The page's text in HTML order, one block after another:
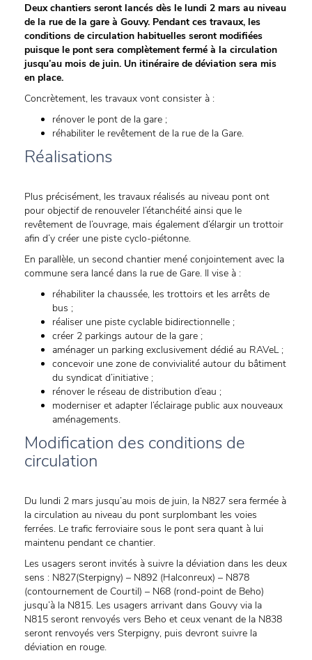
Deux chantiers seront lancés dès le lundi 2 mars au niveau
de la rue de la gare à Gouvy. Pendant ces travaux, les
conditions de circulation habituelles seront modifiées
puisque le pont sera complètement fermé à la circulation
jusqu’au mois de juin. Un itinéraire de déviation sera mis
en place.
Concrètement, les travaux vont consister à :
rénover le pont de la gare ;
réhabiliter le revêtement de la rue de la Gare.
Réalisations
Plus précisément, les travaux réalisés au niveau pont ont
pour objectif de renouveler l’étanchéité ainsi que le
revêtement de l’ouvrage, mais également d’élargir un trottoir
afin d’y créer une piste cyclo-piétonne.
En parallèle, un second chantier mené conjointement avec la
commune sera lancé dans la rue de Gare. Il vise à :
réhabiliter la chaussée, les trottoirs et les arrêts de
bus ;
réaliser une piste cyclable bidirectionnelle ;
créer 2 parkings autour de la gare ;
aménager un parking exclusivement dédié au RAVeL ;
concevoir une zone de convivialité autour du bâtiment
du syndicat d’initiative ;
rénover le réseau de distribution d’eau ;
moderniser et adapter l’éclairage public aux nouveaux
aménagements.
Modification des conditions de
circulation
Du lundi 2 mars jusqu’au mois de juin, la N827 sera fermée à
la circulation au niveau du pont surplombant les voies
ferrées. Le trafic ferroviaire sous le pont sera quant à lui
maintenu pendant ce chantier.
Les usagers seront invités à suivre la déviation dans les deux
sens : N827(Sterpigny) – N892 (Halconreux) – N878
(contournement de Courtil) – N68 (rond-point de Beho)
jusqu’à la N815. Les usagers arrivant dans Gouvy via la
N815 seront renvoyés vers Beho et ceux venant de la N838
seront renvoyés vers Sterpigny, puis devront suivre la
déviation en rouge.